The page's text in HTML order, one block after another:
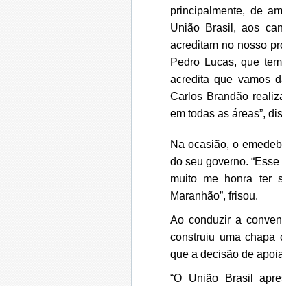
principalmente, de
União Brasil, aos
acreditam no nosso
Pedro Lucas, que
acredita que vamos
Carlos Brandão
em todas as áreas”,
Na ocasião, o
do seu governo.
muito me honra ter
Maranhão”, frisou.
Ao conduzir a
construiu uma chapa
que a decisão de
“O União Brasil